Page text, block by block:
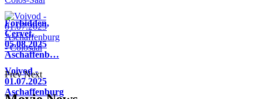
Forbidden,
Cervet,
05.08.2025
Aschaffenb…
Voivod -
01.07.2025
Aschaffenburg
Prev Next